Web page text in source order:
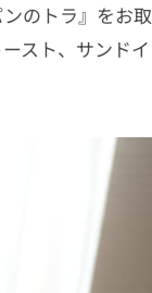
のトラ』をお取
スト、サンドイ